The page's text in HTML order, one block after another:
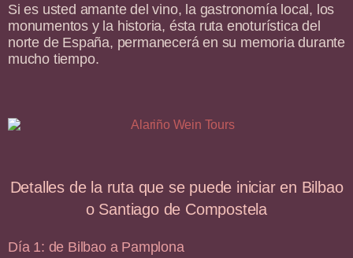
Si es usted amante del vino, la gastronomía local, los
monumentos y la historia, ésta ruta enoturística del
norte de España, permanecerá en su memoria durante
mucho tiempo.
Detalles de la ruta que se puede iniciar en Bilbao
o Santiago de Compostela
Día 1: de Bilbao a Pamplona